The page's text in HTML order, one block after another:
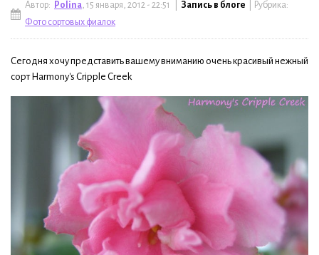
Автор: Polina, 15 января, 2012 - 22:51 | Запись в блоге | Рубрика:
Фото сортовых фиалок
Сегодня хочу представить вашему вниманию очень красивый нежный
сорт Harmony's Cripple Creek